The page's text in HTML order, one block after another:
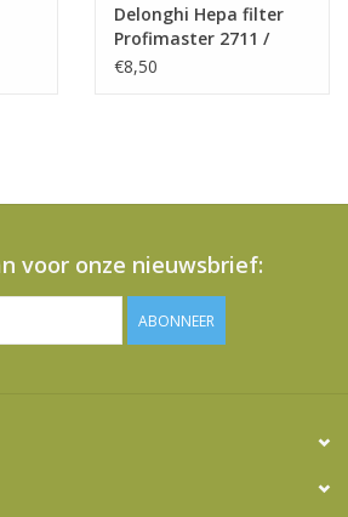
Delonghi Hepa filter
Profimaster 2711 /
2712
€8,50
voor onze nieuwsbrief:
ABONNEER